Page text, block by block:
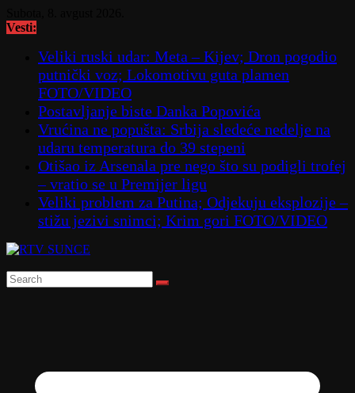
to
Vesti:
Veliki ruski udar: Meta – Kijev; Dron pogodio
putnički voz; Lokomotivu guta plamen
FOTO/VIDEO
Postavljanje biste Danka Popovića
Vrućina ne popušta: Srbija sledeće nedelje na
udaru temperatura do 39 stepeni
Otišao iz Arsenala pre nego što su podigli trofej
– vratio se u Premijer ligu
Veliki problem za Putina; Odjekuju eksplozije –
stižu jezivi snimci; Krim gori FOTO/VIDEO